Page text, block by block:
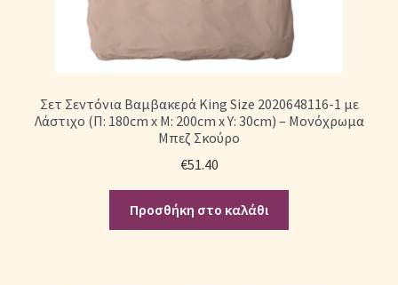
Σετ Σεντόνια Βαμβακερά King Size 2020648116-1 με
Λάστιχο (Π: 180cm x Μ: 200cm x Υ: 30cm) – Μονόχρωμα
Μπεζ Σκούρο
€51.40
Προσθήκη στο καλάθι